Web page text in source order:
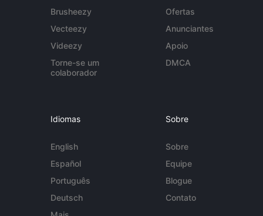
Brusheezy
Vecteezy
Videezy
Torne-se um
colaborador
Ofertas
Anunciantes
Apoio
DMCA
Idiomas
English
Español
Português
Deutsch
Sobre
Sobre
Equipe
Blogue
Contato